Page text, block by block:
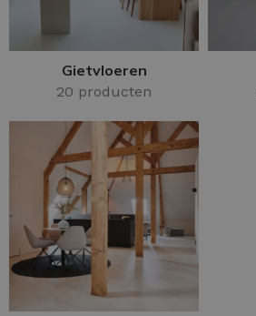
Gietvloeren
20 producten